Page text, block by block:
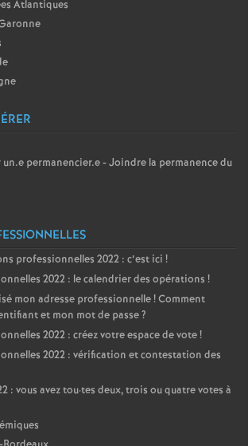
Atlantiques
permanencier.e - Joindre la permanence du
professionnelles 2022 : c’est ici !
2022 : le calendrier des opérations !
mon adresse professionnelle! Comment
et mon mot de passe?
2022 : créez votre espace de vote!
2022 : vérification et contestation des
: vous avez tou·tes deux, trois ou quatre votes à